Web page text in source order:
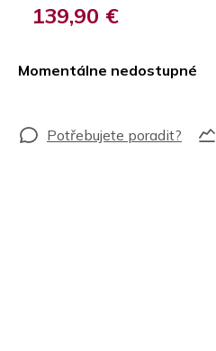
139,90 €
Momentálne nedostupné